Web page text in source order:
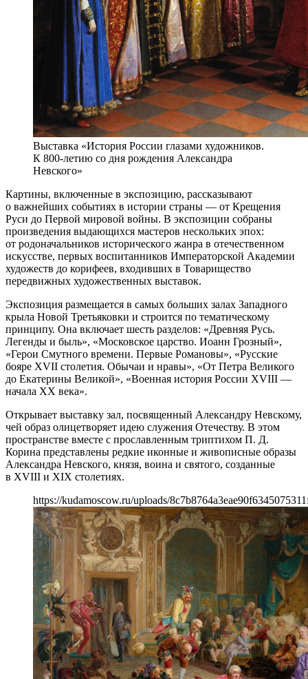
Выставка «История России глазами художников.
К 800-летию со дня рождения Александра
Невского»
Картины, включенные в экспозицию, рассказывают
о важнейших событиях в истории страны — от Крещения
Руси до Первой мировой войны. В экспозиции собраны
произведения выдающихся мастеров нескольких эпох:
от родоначальников исторического жанра в отечественном
искусстве, первых воспитанников Императорской Академии
художеств до корифеев, входивших в Товарищество
передвижных художественных выставок.
Экспозиция размещается в самых больших залах Западного
крыла Новой Третьяковки и строится по тематическому
принципу. Она включает шесть разделов: «Древняя Русь.
Легенды и быль», «Московское царство. Иоанн Грозный»,
«Герои Смутного времени. Первые Романовы», «Русские
бояре XVII столетия. Обычаи и нравы», «От Петра Великого
до Екатерины Великой», «Военная история России XVIII —
начала XX века».
Открывает выставку зал, посвященный Александру Невскому,
чей образ олицетворяет идею служения Отечеству. В этом
пространстве вместе с прославленным триптихом П. Д.
Корина представлены редкие иконные и живописные образы
Александра Невского, князя, воина и святого, созданные
в XVIII и XIX столетиях.
https://kudamoscow.ru/uploads/